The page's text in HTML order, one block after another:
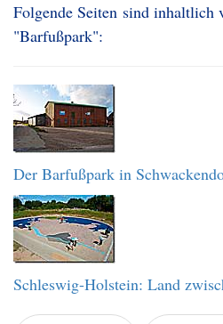
Folgende Seiten sind inhaltlich
"Barfußpark":
Der Barfußpark in
Schleswig-Holstein: Land